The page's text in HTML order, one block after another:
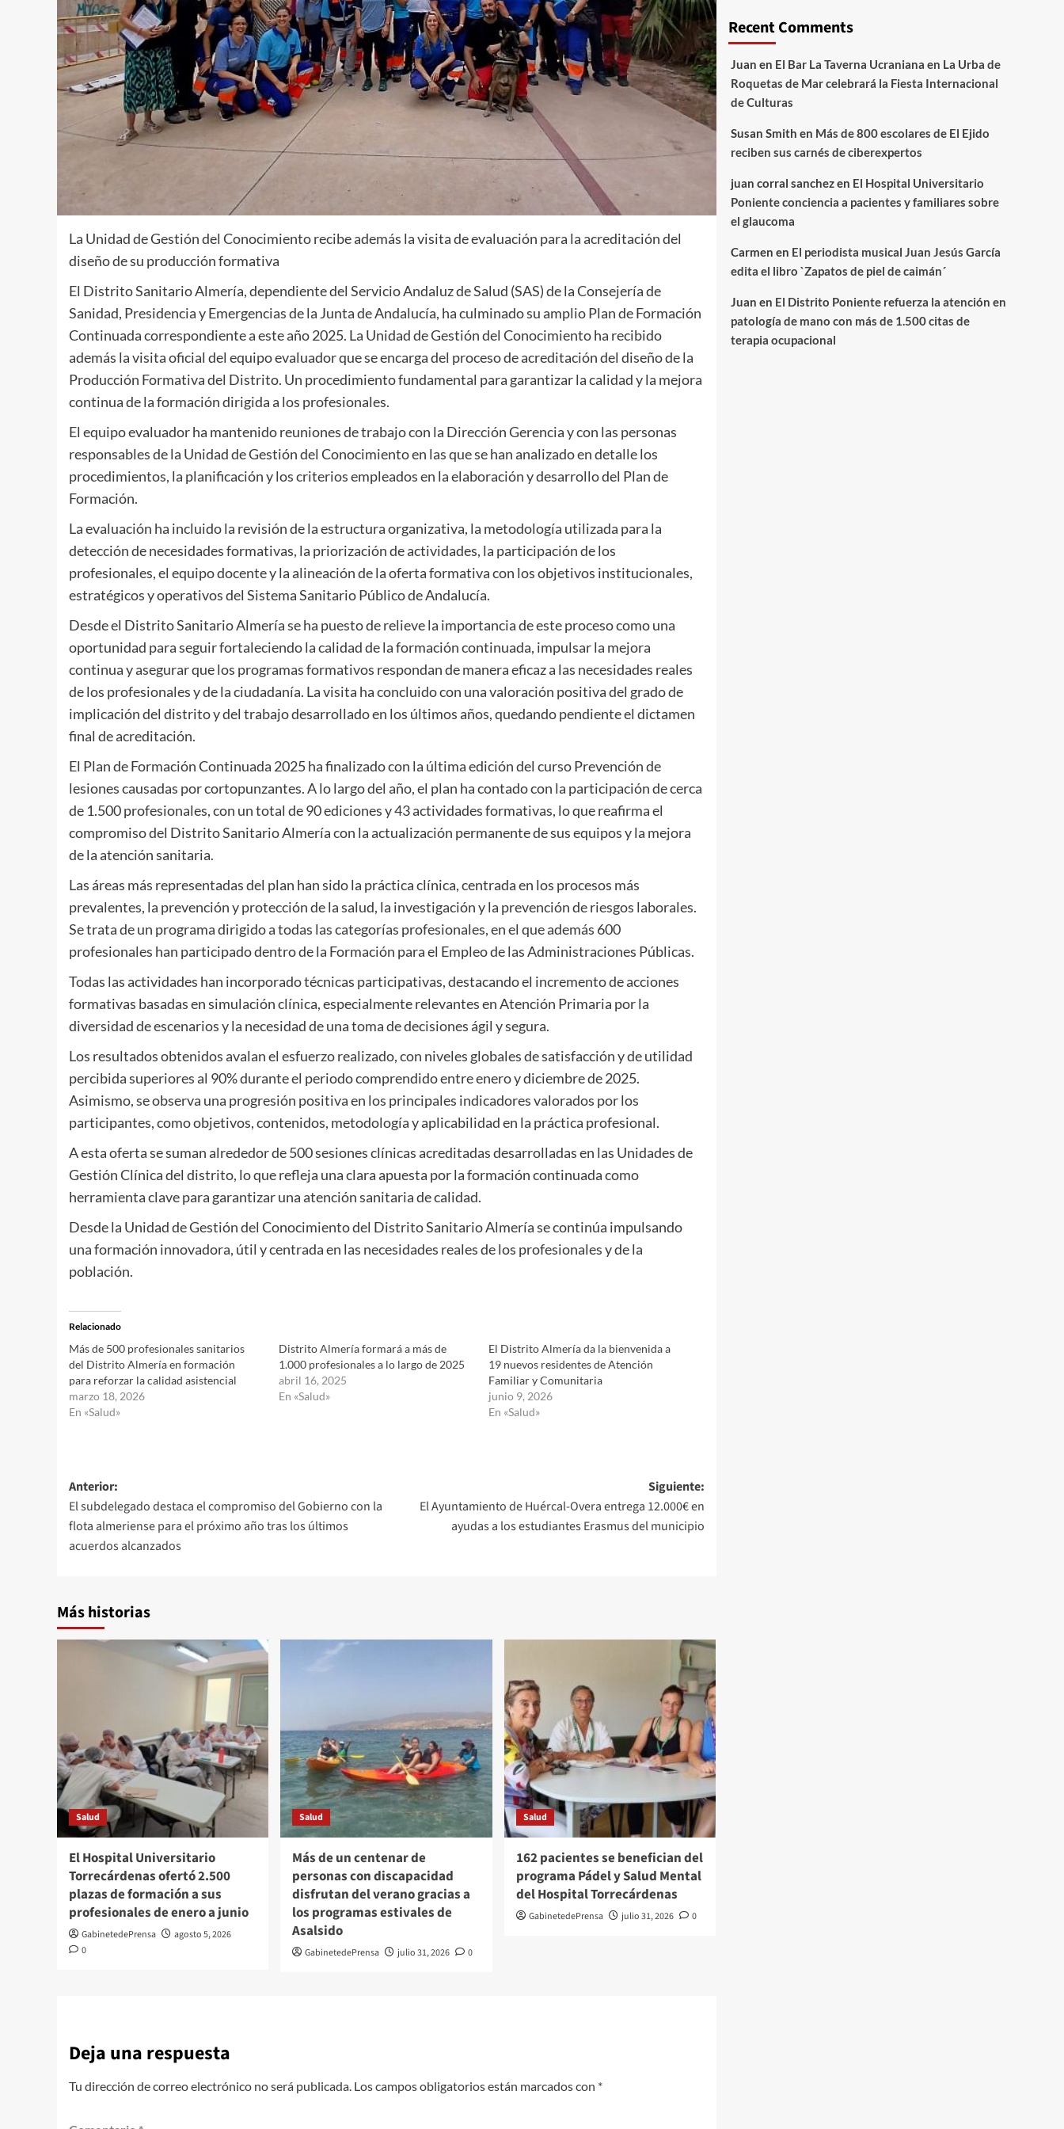
La Unidad de Gestión del Conocimiento recibe además la visita de evaluación para la acreditación del
diseño de su producción formativa
El Distrito Sanitario Almería, dependiente del Servicio Andaluz de Salud (SAS) de la Consejería de
Sanidad, Presidencia y Emergencias de la Junta de Andalucía, ha culminado su amplio Plan de Formación
Continuada correspondiente a este año 2025. La Unidad de Gestión del Conocimiento ha recibido
además la visita oficial del equipo evaluador que se encarga del proceso de acreditación del diseño de la
Producción Formativa del Distrito. Un procedimiento fundamental para garantizar la calidad y la mejora
continua de la formación dirigida a los profesionales.
El equipo evaluador ha mantenido reuniones de trabajo con la Dirección Gerencia y con las personas
responsables de la Unidad de Gestión del Conocimiento en las que se han analizado en detalle los
procedimientos, la planificación y los criterios empleados en la elaboración y desarrollo del Plan de
Formación.
La evaluación ha incluido la revisión de la estructura organizativa, la metodología utilizada para la
detección de necesidades formativas, la priorización de actividades, la participación de los
profesionales, el equipo docente y la alineación de la oferta formativa con los objetivos institucionales,
estratégicos y operativos del Sistema Sanitario Público de Andalucía.
Desde el Distrito Sanitario Almería se ha puesto de relieve la importancia de este proceso como una
oportunidad para seguir fortaleciendo la calidad de la formación continuada, impulsar la mejora
continua y asegurar que los programas formativos respondan de manera eficaz a las necesidades reales
de los profesionales y de la ciudadanía. La visita ha concluido con una valoración positiva del grado de
implicación del distrito y del trabajo desarrollado en los últimos años, quedando pendiente el dictamen
final de acreditación.
El Plan de Formación Continuada 2025 ha finalizado con la última edición del curso Prevención de
lesiones causadas por cortopunzantes. A lo largo del año, el plan ha contado con la participación de cerca
de 1.500 profesionales, con un total de 90 ediciones y 43 actividades formativas, lo que reafirma el
compromiso del Distrito Sanitario Almería con la actualización permanente de sus equipos y la mejora
de la atención sanitaria.
Las áreas más representadas del plan han sido la práctica clínica, centrada en los procesos más
prevalentes, la prevención y protección de la salud, la investigación y la prevención de riesgos laborales.
Se trata de un programa dirigido a todas las categorías profesionales, en el que además 600
profesionales han participado dentro de la Formación para el Empleo de las Administraciones Públicas.
Todas las actividades han incorporado técnicas participativas, destacando el incremento de acciones
formativas basadas en simulación clínica, especialmente relevantes en Atención Primaria por la
diversidad de escenarios y la necesidad de una toma de decisiones ágil y segura.
Los resultados obtenidos avalan el esfuerzo realizado, con niveles globales de satisfacción y de utilidad
percibida superiores al 90% durante el periodo comprendido entre enero y diciembre de 2025.
Asimismo, se observa una progresión positiva en los principales indicadores valorados por los
participantes, como objetivos, contenidos, metodología y aplicabilidad en la práctica profesional.
A esta oferta se suman alrededor de 500 sesiones clínicas acreditadas desarrolladas en las Unidades de
Gestión Clínica del distrito, lo que refleja una clara apuesta por la formación continuada como
herramienta clave para garantizar una atención sanitaria de calidad.
Desde la Unidad de Gestión del Conocimiento del Distrito Sanitario Almería se continúa impulsando
una formación innovadora, útil y centrada en las necesidades reales de los profesionales y de la
población.
Relacionado
Más de 500 profesionales sanitarios
del Distrito Almería en formación
para reforzar la calidad asistencial
marzo 18, 2026
En «Salud»
Distrito Almería formará a más de
1.000 profesionales a lo largo de 2025
abril 16, 2025
En «Salud»
El Distrito Almería da la bienvenida a
19 nuevos residentes de Atención
Familiar y Comunitaria
junio 9, 2026
En «Salud»
Navegación
de
entradas
Anterior:
El subdelegado destaca el compromiso del Gobierno con la
flota almeriense para el próximo año tras los últimos
acuerdos alcanzados
Siguiente:
El Ayuntamiento de Huércal-Overa entrega 12.000€ en
ayudas a los estudiantes Erasmus del municipio
Más historias
Salud
El Hospital Universitario
Torrecárdenas ofertó 2.500
plazas de formación a sus
profesionales de enero a junio
GabinetedePrensa
agosto 5, 2026
0
Salud
Más de un centenar de
personas con discapacidad
disfrutan del verano gracias a
los programas estivales de
Asalsido
GabinetedePrensa julio 31, 2026 0
Salud
162 pacientes se benefician del
programa Pádel y Salud Mental
del Hospital Torrecárdenas
GabinetedePrensa julio 31, 2026 0
Deja una respuesta
Tu dirección de correo electrónico no será publicada. Los campos obligatorios están marcados con *
Recent Comments
Juan en El Bar La Taverna Ucraniana en La Urba de
Roquetas de Mar celebrará la Fiesta Internacional
de Culturas
Susan Smith en Más de 800 escolares de El Ejido
reciben sus carnés de ciberexpertos
juan corral sanchezen El Hospital Universitario
Poniente conciencia a pacientes y familiares sobre
el glaucoma
Carmen en El periodista musical Juan Jesús García
edita el libro `Zapatos de piel de caimán´
Juan en El Distrito Poniente refuerza la atención en
patología de mano con más de 1.500 citas de
terapia ocupacional